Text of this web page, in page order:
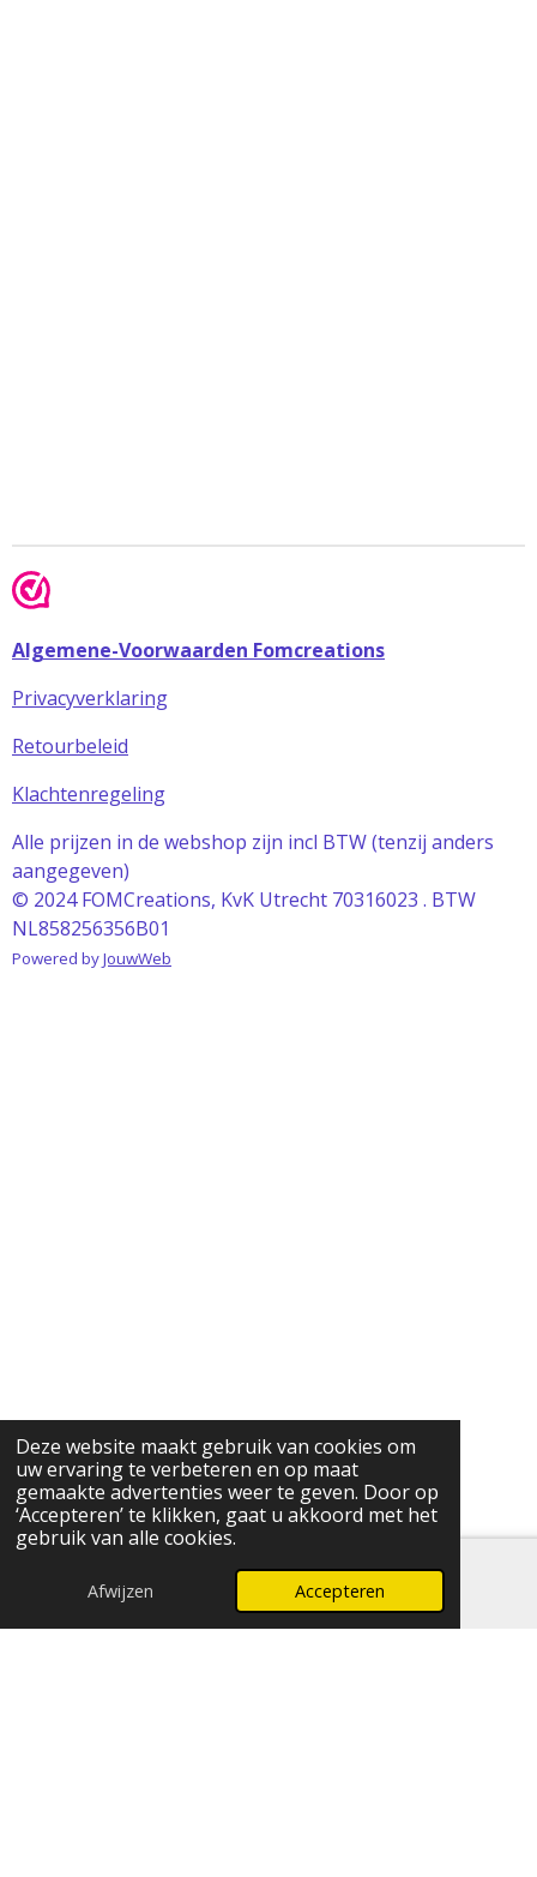
Deze website maakt gebruik van cookies om
uw ervaring te verbeteren en op maat
gemaakte advertenties weer te geven. Door op
‘Accepteren’ te klikken, gaat u akkoord met het
gebruik van alle cookies.
Afwijzen Accepteren
Algemene-Voorwaarden Fomcreations
Privacyverklaring
Retourbeleid
Klachtenregeling
Alle prijzen in de webshop zijn incl BTW (tenzij anders
aangegeven)
© 2024 FOMCreations, KvK Utrecht 70316023 . BTW
NL858256356B01
Powered byJouwWeb
E-mailadres